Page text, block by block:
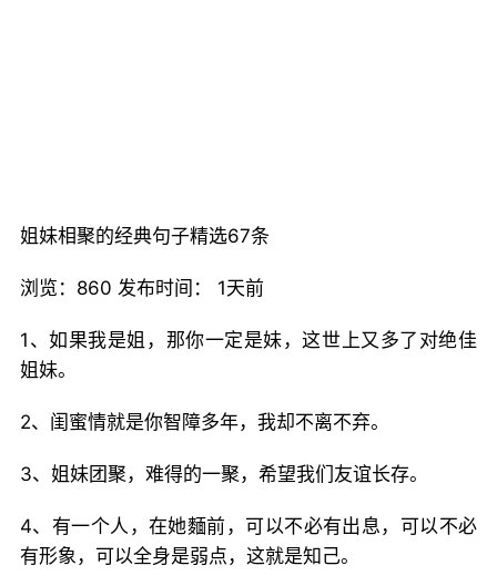
姐妹相聚的经典句子精选67条
浏览：860 发布时间： 1天前
1、如果我是姐，那你一定是妹，这世上又多了对绝佳
姐妹。
2、闺蜜情就是你智障多年，我却不离不弃。
3、姐妹团聚，难得的一聚，希望我们友谊长存。
4、有一个人，在她麵前，可以不必有出息，可以不必
有形象，可以全身是弱点，这就是知己。